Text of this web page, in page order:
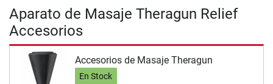
Aparato de Masaje Theragun Relief
Accesorios
Accesorios de Masaje Theragun
En Stock